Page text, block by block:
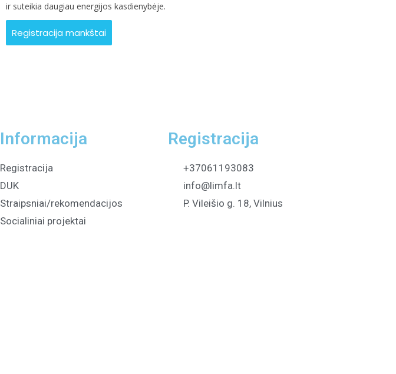
ir suteikia daugiau energijos kasdienybėje.
Registracija mankštai
Informacija
Registracija
DUK
Straipsniai/rekomendacijos
Socialiniai projektai
Registracija
+37061193083
info@limfa.lt
P. Vileišio g. 18, Vilnius